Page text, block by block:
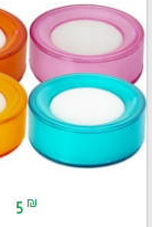
5 ₪